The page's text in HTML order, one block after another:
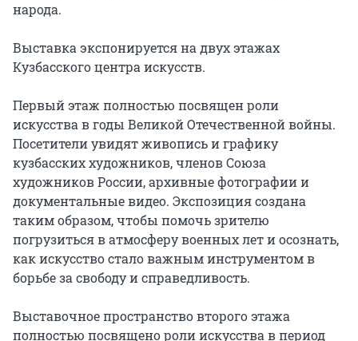
народа.
Выставка экспонируется на двух этажах
Кузбасского центра искусств.
Первый этаж полностью посвящен роли
искусства в годы Великой Отечественной войны.
Посетители увидят живопись и графику
кузбасских художников, членов Союза
художников России, архивные фотографии и
документальные видео. Экспозиция создана
таким образом, чтобы помочь зрителю
погрузиться в атмосферу военных лет и осознать,
как искусство стало важным инструментом в
борьбе за свободу и справедливость.
Выставочное пространство второго этажа
полностью посвящено роли искусства в период